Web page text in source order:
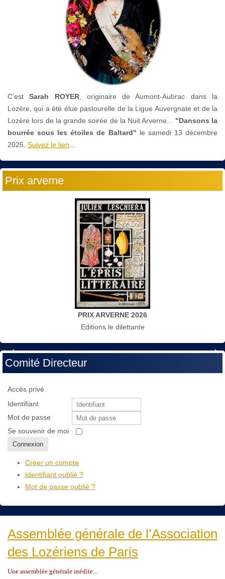
C’estSarah ROYER, originaire de Aumont-Aubrac dans la
Lozère, qui a été élue pastourelle de la Ligue Auvergnate et de la
Lozère lors de la grande soirée de la Nuit Arverne... "Dansons la
bourrée sous les étoiles de Baltard" le samedi 13 décembre
2025. Suivez le lien...
Prix arverne
PRIX ARVERNE 2026
Editions le dilettante
Comité Directeur
Accès privé
Identifiant
Mot de passe
Se souvenir de moi
Connexion
Créer un compte
Identifiant oublié ?
Mot de passe oublié ?
Assemblée générale de l’Association
des Lozériens de Paris
Une assemblée générale inédite...